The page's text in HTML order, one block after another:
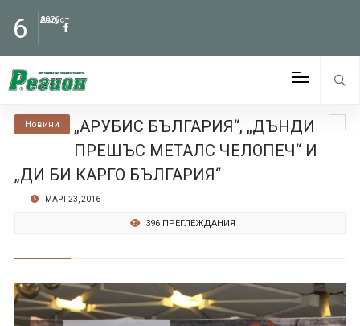
6 Август
2026
Новини
„АРУБИС БЪЛГАРИЯ“, „ДЪНДИ
ПРЕШЪС МЕТАЛС ЧЕЛОПЕЧ“ И
„ДИ БИ КАРГО БЪЛГАРИЯ“
МАРТ 23, 2016
396 ПРЕГЛЕЖДАНИЯ